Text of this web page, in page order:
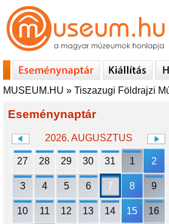
MUSEUM.HU » Tiszazugi Földrajzi
Eseménynaptár
2026. AUGUSZTUS
27 28 29 30 31 1 2
3 4 5 6 7 8 9
10 11 12 13 14 15 16